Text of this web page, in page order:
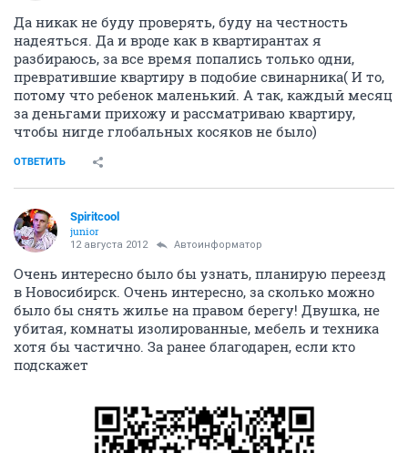
Да никак не буду проверять, буду на честность
надеяться. Да и вроде как в квартирантах я
разбираюсь, за все время попались только одни,
превратившие квартиру в подобие свинарника( И то,
потому что ребенок маленький. А так, каждый месяц
за деньгами прихожу и рассматриваю квартиру,
чтобы нигде глобальных косяков не было)
ОТВЕТИТЬ
Spiritcool
junior
12 августа 2012 Автоинформатор
Очень интересно было бы узнать, планирую переезд
в Новосибирск. Очень интересно, за сколько можно
было бы снять жилье на правом берегу! Двушка, не
убитая, комнаты изолированные, мебель и техника
хотя бы частично. За ранее благодарен, если кто
подскажет